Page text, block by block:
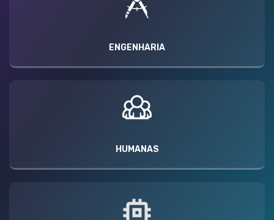
ENGENHARIA
HUMANAS